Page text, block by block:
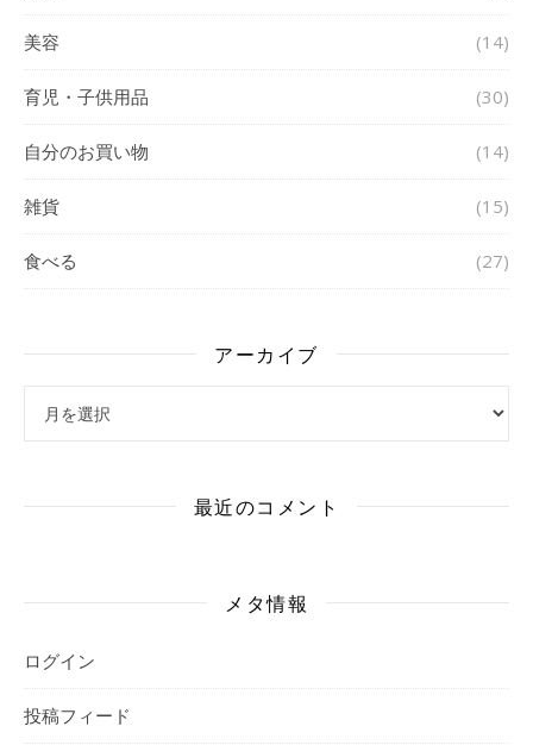
美容 (14)
育児・子供用品 (30)
自分のお買い物 (14)
雑貨 (15)
食べる (27)
アーカイブ
最近のコメント
メタ情報
ログイン
投稿フィード